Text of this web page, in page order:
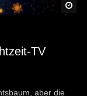
TV
aber die